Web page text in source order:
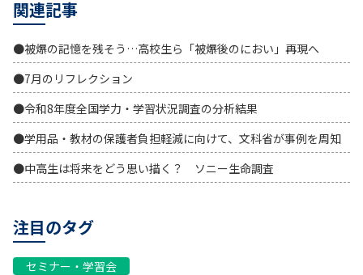
関連記事
●被爆の記憶を残そう…高校生ら「被爆後のにおい」再現へ
●7月のリフレクション
●令和8年度全国学力・学習状況調査の分析結果
●学用品・教材の保護者負担軽減に向けて、文科省が事例を周知
●中高生は将来をどう思い描く？ ソニー生命調査
注目のタグ
セミナー・学習会